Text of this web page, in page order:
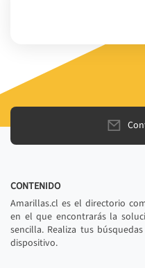
CONTENIDO
Amarillas.cl es el directorio
en el que encontrarás la
sencilla. Realiza tus
dispositivo.